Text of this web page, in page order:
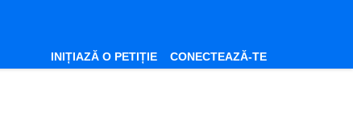
INIȚIAZĂ O PETIȚIE CONECTEAZĂ-TE